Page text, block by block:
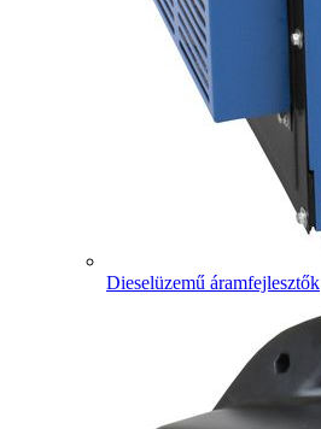
Dieselüzemű áramfejlesztők